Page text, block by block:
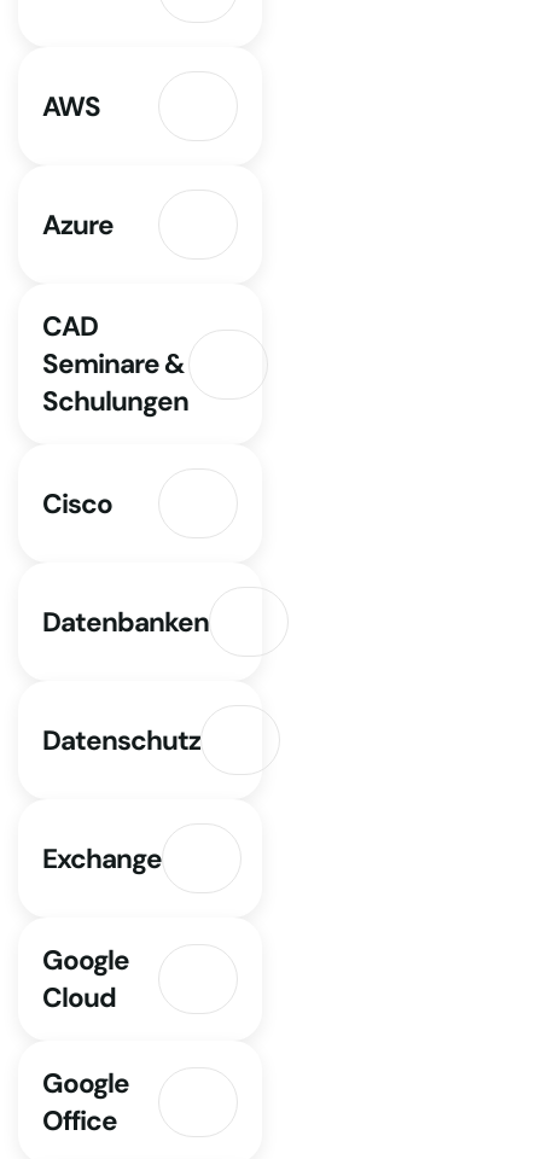
AWS
Azure
CAD
Seminare &
Schulungen
Cisco
Datenbanken
Datenschutz
Exchange
Google
Cloud
Google
Office